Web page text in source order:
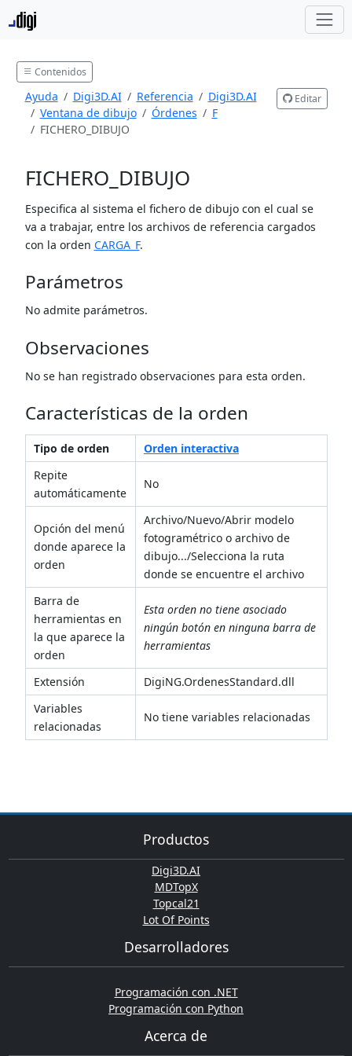
Contenidos
Ayuda Digi3D.AI Referencia
Digi3D.AI
Ventana de dibujo
Órdenes
F
FICHERO_DIBUJO
Editar
FICHERO_DIBUJO
Especifica al sistema el fichero de dibujo con el cual se
va a trabajar, entre los archivos de referencia cargados
con la orden CARGA_F.
Parámetros
No admite parámetros.
Observaciones
No se han registrado observaciones para esta orden.
Características de la orden
Tipo de orden
Orden interactiva
Repite
automáticamente
No
Opción del menú
donde aparece la
orden
Archivo/Nuevo/Abrir modelo
fotogramétrico o archivo de
dibujo.../Selecciona la ruta
donde se encuentre el archivo
Barra de
herramientas en
la que aparece la
orden
Esta orden no tiene asociado
ningún botón en ninguna barra de
herramientas
Extensión
DigiNG.OrdenesStandard.dll
Variables
relacionadas
No tiene variables relacionadas
Productos
Digi3D.AI
MDTopX
Topcal21
Lot Of Points
Desarrolladores
Programación con .NET
Programación con Python
Acerca de